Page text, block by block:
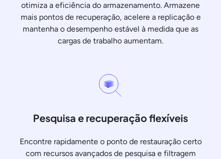
otimiza a eficiência do armazenamento. Armazene
mais pontos de recuperação, acelere a replicação e
mantenha o desempenho estável à medida que as
cargas de trabalho aumentam.
Pesquisa e recuperação flexíveis
Encontre rapidamente o ponto de restauração certo
com recursos avançados de pesquisa e filtragem